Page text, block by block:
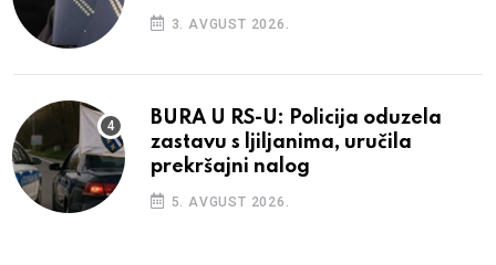
3. AVGUST 2026.
BURA U RS-U: Policija oduzela
zastavu s ljiljanima, uručila
prekršajni nalog
5. AVGUST 2026.